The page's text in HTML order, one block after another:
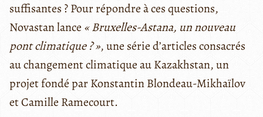
suffisantes ? Pour répondre à ces questions,
Novastan lance « Bruxelles-Astana, un nouveau
pont climatique ? », une série d’articles consacrés
au changement climatique au Kazakhstan, un
projet fondé par Konstantin Blondeau-Mikhaïlov
et Camille Ramecourt.